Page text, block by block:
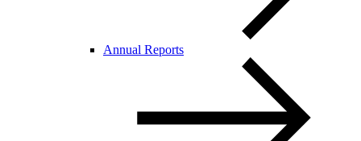
Annual Reports